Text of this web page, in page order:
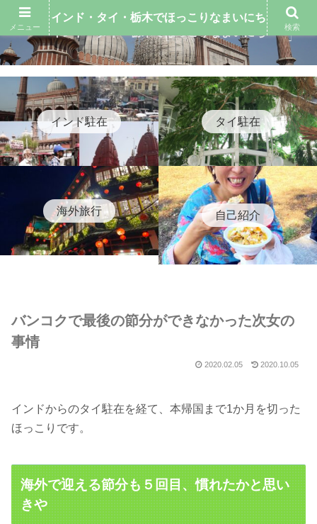
インド駐在 タイ駐在
海外旅行 自己紹介
バンコクで最後の節分ができなかった次女の
事情
2020.02.05 2020.10.05
インドからのタイ駐在を経て、 本帰国まで1か月を切った
ほっこりです。
海外で迎える節分も５回目、慣れたかと思い
きや
メニュー
インド・タイ・栃木でほっこりなまいにち
検索